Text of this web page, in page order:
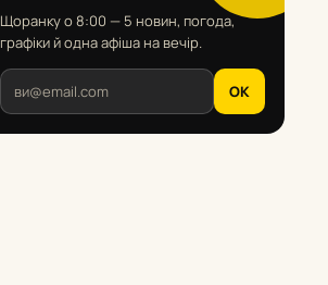
Щоранку о 8:00 — 5 новин, погода,
графіки й одна афіша на вечір.
OK